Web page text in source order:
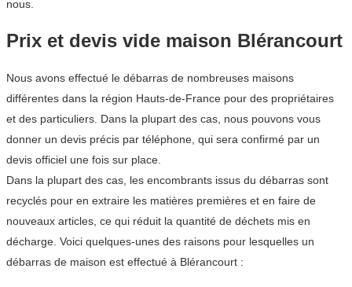
nous.
Prix et devis vide maison Blérancourt
Nous avons effectué le débarras de nombreuses maisons
différentes dans la région Hauts-de-France pour des propriétaires
et des particuliers. Dans la plupart des cas, nous pouvons vous
donner un devis précis par téléphone, qui sera confirmé par un
devis officiel une fois sur place.
Dans la plupart des cas, les encombrants issus du débarras sont
recyclés pour en extraire les matières premières et en faire de
nouveaux articles, ce qui réduit la quantité de déchets mis en
décharge. Voici quelques-unes des raisons pour lesquelles un
débarras de maison est effectué à Blérancourt :